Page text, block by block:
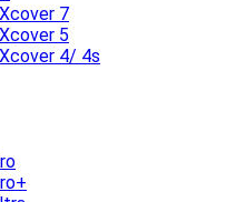
7
5
4/ 4s